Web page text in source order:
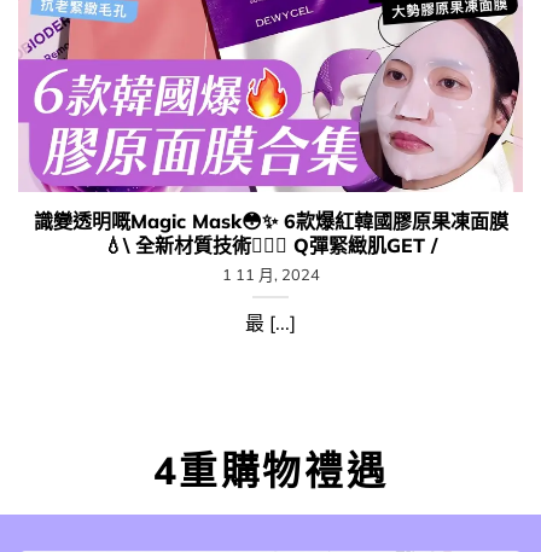
識變透明嘅Magic Mask😳​✨ 6款爆紅韓國膠原果凍面膜
💧\ 全新材質技術🧏🏻‍♀️​ Q彈緊緻肌GET /
1 11 月, 2024
最 [...]
4重購物禮遇